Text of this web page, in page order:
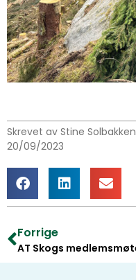
Skrevet av Stine Solbakken
20/09/2023
Forrige